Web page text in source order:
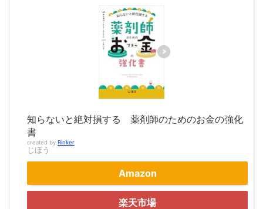
知らないと絶対損する 薬剤師のためのお金の強化
書
created by Rinker
じほう
Amazon
楽天市場